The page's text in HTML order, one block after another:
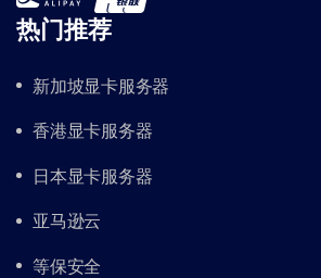
热门推荐
新加坡显卡服务器
香港显卡服务器
日本显卡服务器
亚马逊云
等保安全